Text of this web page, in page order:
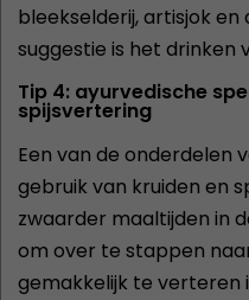
bleekselderij, artisjok en
suggestie is het drinken
Tip 4: ayurvedische
spijsvertering
Een van de onderdelen
gebruik van kruiden en
zwaarder maaltijden in
om over te stappen
gemakkelijk te verteren